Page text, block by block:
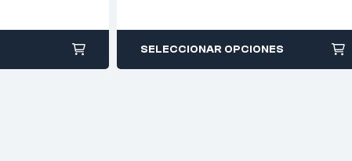
SELECCIONAR OPCIONES